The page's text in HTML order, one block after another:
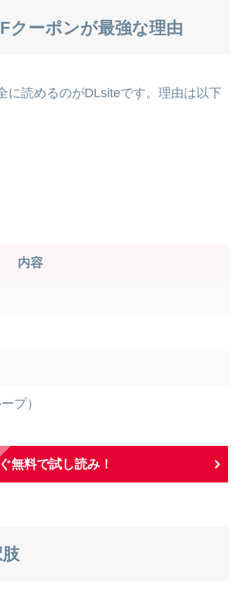
クーポンが最強な理由
に読めるのがDLsiteです。理由は以下
内容
プ）
無料で試し読み！